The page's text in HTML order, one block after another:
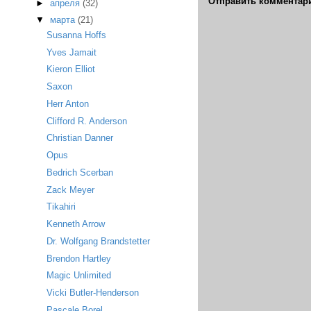
► апреля (32)
▼ марта (21)
Susanna Hoffs
Yves Jamait
Kieron Elliot
Saxon
Herr Anton
Clifford R. Anderson
Christian Danner
Opus
Bedrich Scerban
Zack Meyer
Tikahiri
Kenneth Arrow
Dr. Wolfgang Brandstetter
Brendon Hartley
Magic Unlimited
Vicki Butler-Henderson